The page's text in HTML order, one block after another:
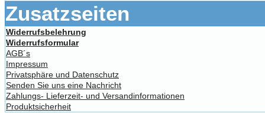
Zusatzseiten
Widerrufsbelehrung
Widerrufsformular
AGB´s
Impressum
Privatsphäre und Datenschutz
Senden Sie uns eine Nachricht
Zahlungs- Lieferzeit- und Versandinformationen
Produktsicherheit